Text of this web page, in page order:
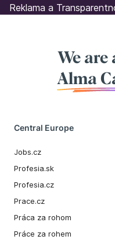
Reklama a
We are
Alma
Central Europe
Jobs.cz
Profesia.sk
Profesia.cz
Prace.cz
Práca za rohom
Práce za rohem